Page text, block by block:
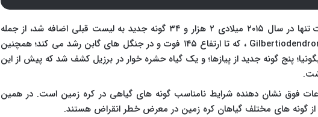
گفتنی است بر پایه این تحقیقات تنها در سال ۲۰۱۵ میلادی ۲ هزار و ۳۴ گونه جدید به لیست قبلی اضافه شد، از جمله
، که تا ارتفاع ۱۴۵ فوت و در جنگل های گابن رشد می کند؛ همچنین
پنج گونه جدید از پیازها؛ و یک گیاه حشره خوار در برزیل کشف شد که پیش از این
فوق نشان دهنده شرایط نامناسب گونه های گیاهی در کره زمین است. در همین